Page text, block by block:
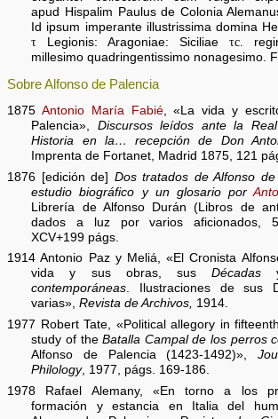
apud Hispalim Paulus de Colonia
Id ipsum imperante illustrissima domina
τ Legionis: Aragoniae: Siciliaeτc.
millesimo quadringentissimo nonagesimo.
Sobre Alfonso de Palencia
1875 Antonio María Fabié, «La vida y
Palencia», Discursos leídos ante la
Historia en la… recepción de Don
Imprenta de Fortanet, Madrid 1875, 121
1876 [edición de] Dos tratados de Alfonso
estudio biográfico y un glosario por
Librería de Alfonso Durán (Libros de
dados a luz por varios aficionados,
XCV+199 págs.
1914 Antonio Paz y Meliá, «El Cronista
vida y sus obras, sus Décadas
contemporáneas. Ilustraciones de sus
varias»,Revista de Archivos, 1914.
1977 Robert Tate, «Political allegory in
study of theBatalla Campal de los perros
Alfonso de Palencia (1423-1492)»,
Philology, 1977, págs. 169-186.
1978 Rafael Alemany, «En torno a los
formación y estancia en Italia del